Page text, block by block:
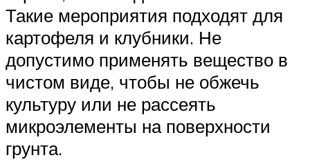
Такие мероприятия подходят для
картофеля и клубники. Не
допустимо применять вещество в
чистом виде, чтобы не обжечь
культуру или не рассеять
микроэлементы на поверхности
грунта.